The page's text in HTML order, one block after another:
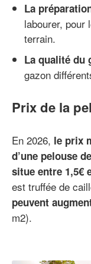
La
labourer, pour
terrain.
La qualité du
gazon
Prix de la
En 2026, le prix
d’une pelouse
situe entre 1,5€
est truffée de
peuvent
m2).